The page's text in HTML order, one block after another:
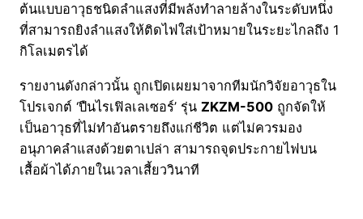
ต้นแบบอาวุธชนิดลำแสงที่มีพลังทำลายล้างในระดับหนึ่ง
ที่สามารถยิงลำแสงให้ติดไฟใส่เป้าหมายในระยะไกลถึง 1
กิโลเมตรได้
รายงานดังกล่าวนั้น ถูกเปิดเผยมาจากทีมนักวิจัยอาวุธใน
โปรเจกต์ ‘ปืนไรเฟิลเลเซอร์’ รุ่น ZKZM-500 ถูกจัดให้
เป็นอาวุธที่ไม่ทำอันตรายถึงแก่ชีวิต แต่ไม่ควรมอง
อนุภาคลำแสงด้วยตาเปล่า สามารถจุดประกายไฟบน
เสื้อผ้าได้ภายในเวลาเสี้ยววินาที